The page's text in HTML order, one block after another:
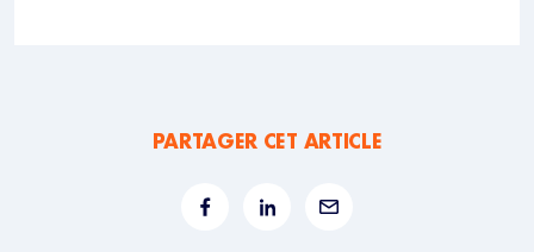
PARTAGER CET ARTICLE